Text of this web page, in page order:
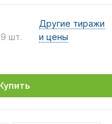
шт.
Другие тиражи
и цены